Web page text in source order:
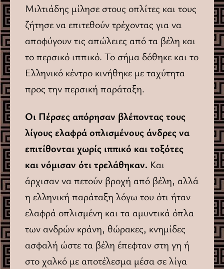
Μιλτιάδης μίλησε στους οπλίτες και τους
ζήτησε να επιτεθούν τρέχοντας για να
αποφύγουν τις απώλειες από τα βέλη και
το περσικό ιππικό. Το σήμα δόθηκε και το
Ελληνικό κέντρο κινήθηκε με ταχύτητα
προς την περσική παράταξη.
Οι Πέρσες απόρησαν βλέποντας τους
λίγους ελαφρά οπλισμένους άνδρες να
επιτίθονται χωρίς ιππικό και τοξότες
και νόμισαν ότι τρελάθηκαν. Και
άρχισαν να πετούν βροχή από βέλη, αλλά
η ελληνική παράταξη λόγω του ότι ήταν
ελαφρά οπλισμένη και τα αμυντικά όπλα
των ανδρών κράνη, θώρακες, κνημίδες
ασφαλή ώστε τα βέλη έπεφταν στη γη ή
στο χαλκό με αποτέλεσμα μέσα σε λίγα